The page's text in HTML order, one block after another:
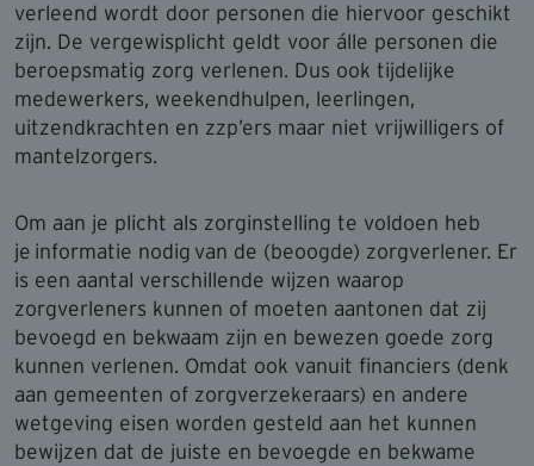
verleend wordt door personen die hiervoor geschikt
zijn. De vergewisplicht geldt voor álle personen die
beroepsmatig zorg verlenen. Dus ook tijdelijke
medewerkers, weekendhulpen, leerlingen,
uitzendkrachten en zzp’ers maar niet vrijwilligers of
mantelzorgers.
Om aan je plicht als zorginstelling te voldoen heb
je informatie nodig van de (beoogde) zorgverlener. Er
is een aantal verschillende wijzen waarop
zorgverleners kunnen of moeten aantonen dat zij
bevoegd en bekwaam zijn en bewezen goede zorg
kunnen verlenen. Omdat ook vanuit financiers (denk
aan gemeenten of zorgverzekeraars) en andere
wetgeving eisen worden gesteld aan het kunnen
bewijzen dat de juiste en bevoegde en bekwame